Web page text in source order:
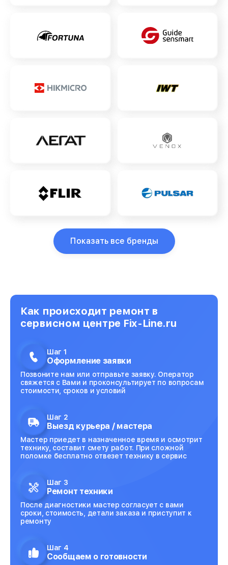
Показать все бренды
Как происходит ремонт в
сервисном центре Fix-Line.ru
Шаг 1
Оформление заявки
Позвоните нам или отправьте заявку. Оператор
свяжется с Вами и проконсультирует по вопросам
стоимости, сроков и условий
Шаг 2
Выезд курьера / мастера
Мастер приедет в назначенное время и осмотрит
технику, составит смету работ. При сложной
поломке бесплатно отвезет технику в сервис
Шаг 3
Ремонт техники
После диагностики мастер согласует с вами
сроки, стоимость, детали заказа и приступит к
ремонту
Шаг 4
Сообщаем о готовности